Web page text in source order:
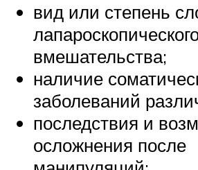
вид или степень
вмешательства;
наличие
заболеваний
последствия и
осложнения после